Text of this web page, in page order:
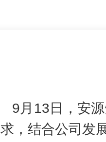
9月13日，安
求，结合公司发